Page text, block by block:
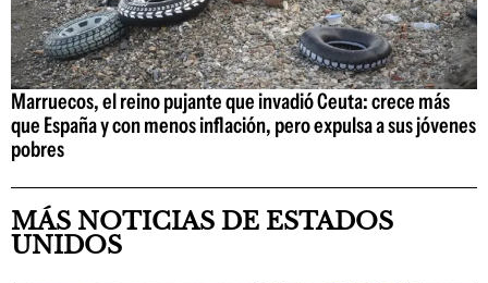
Marruecos, el reino pujante que invadió Ceuta: crece más
que España y con menos inflación, pero expulsa a sus jóvenes
pobres
MÁS NOTICIAS DE ESTADOS
UNIDOS